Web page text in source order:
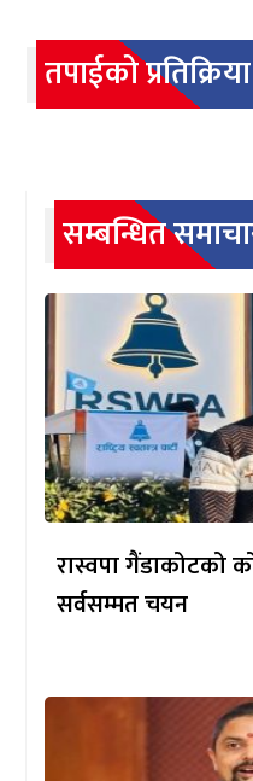
तपाईको प्रतिक्रिया
सम्बन्धित
रास्वपा गैंडाकोटको
सर्वसम्मत चयन